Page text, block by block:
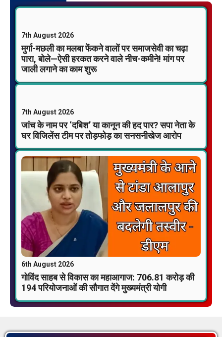
7th August 2026
मुर्गा-मछली का मलबा फेंकने वालों पर समाजसेवी का चढ़ा
पारा, बोले—ऐसी हरकत करने वाले नीच-कमीने! मांग पर
जाली लगाने का काम शुरू
7th August 2026
जांच के नाम पर ‘दबिश’ या कानून की हद पार? सपा नेता के
घर विजिलेंस टीम पर तोड़फोड़ का सनसनीखेज आरोप
6th August 2026
गोविंद साहब से विकास का महाआगाज: 706.81 करोड़ की
194 परियोजनाओं की सौगात देंगे मुख्यमंत्री योगी